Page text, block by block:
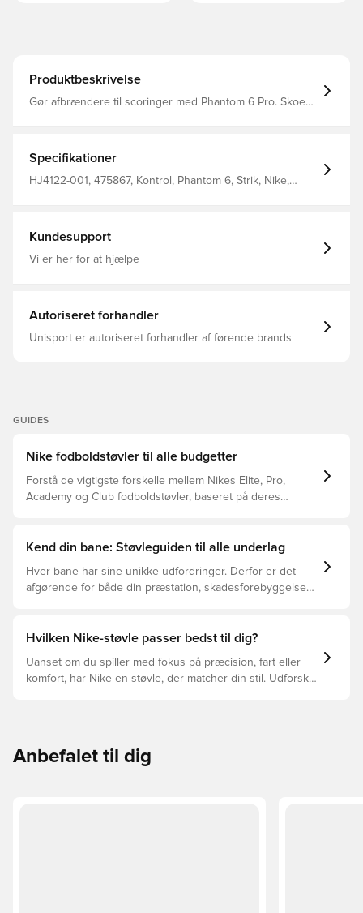
Produktbeskrivelse
Gør afbrændere til scoringer med Phantom 6 Pro. Skoens
et højere niveau.
Specifikationer
HJ4122-001, 475867, Kontrol, Phantom 6, Strik, Nike,
Kundesupport
Vi er her for at hjælpe
Autoriseret forhandler
Unisport er autoriseret forhandler af førende brands
GUIDES
Nike fodboldstøvler til alle budgetter
Forstå de vigtigste forskelle mellem Nikes Elite, Pro,
Academy og Club fodboldstøvler, baseret på deres
Kend din bane: Støvleguiden til alle underlag
Hver bane har sine unikke udfordringer. Derfor er det
afgørende for både din præstation, skadesforebyggelse
støvler der er det bedste valg til de forskellige typer
Hvilken Nike-støvle passer bedst til dig?
Uanset om du spiller med fokus på præcision, fart eller
komfort, har Nike en støvle, der matcher din stil. Udforsk
Anbefalet til dig